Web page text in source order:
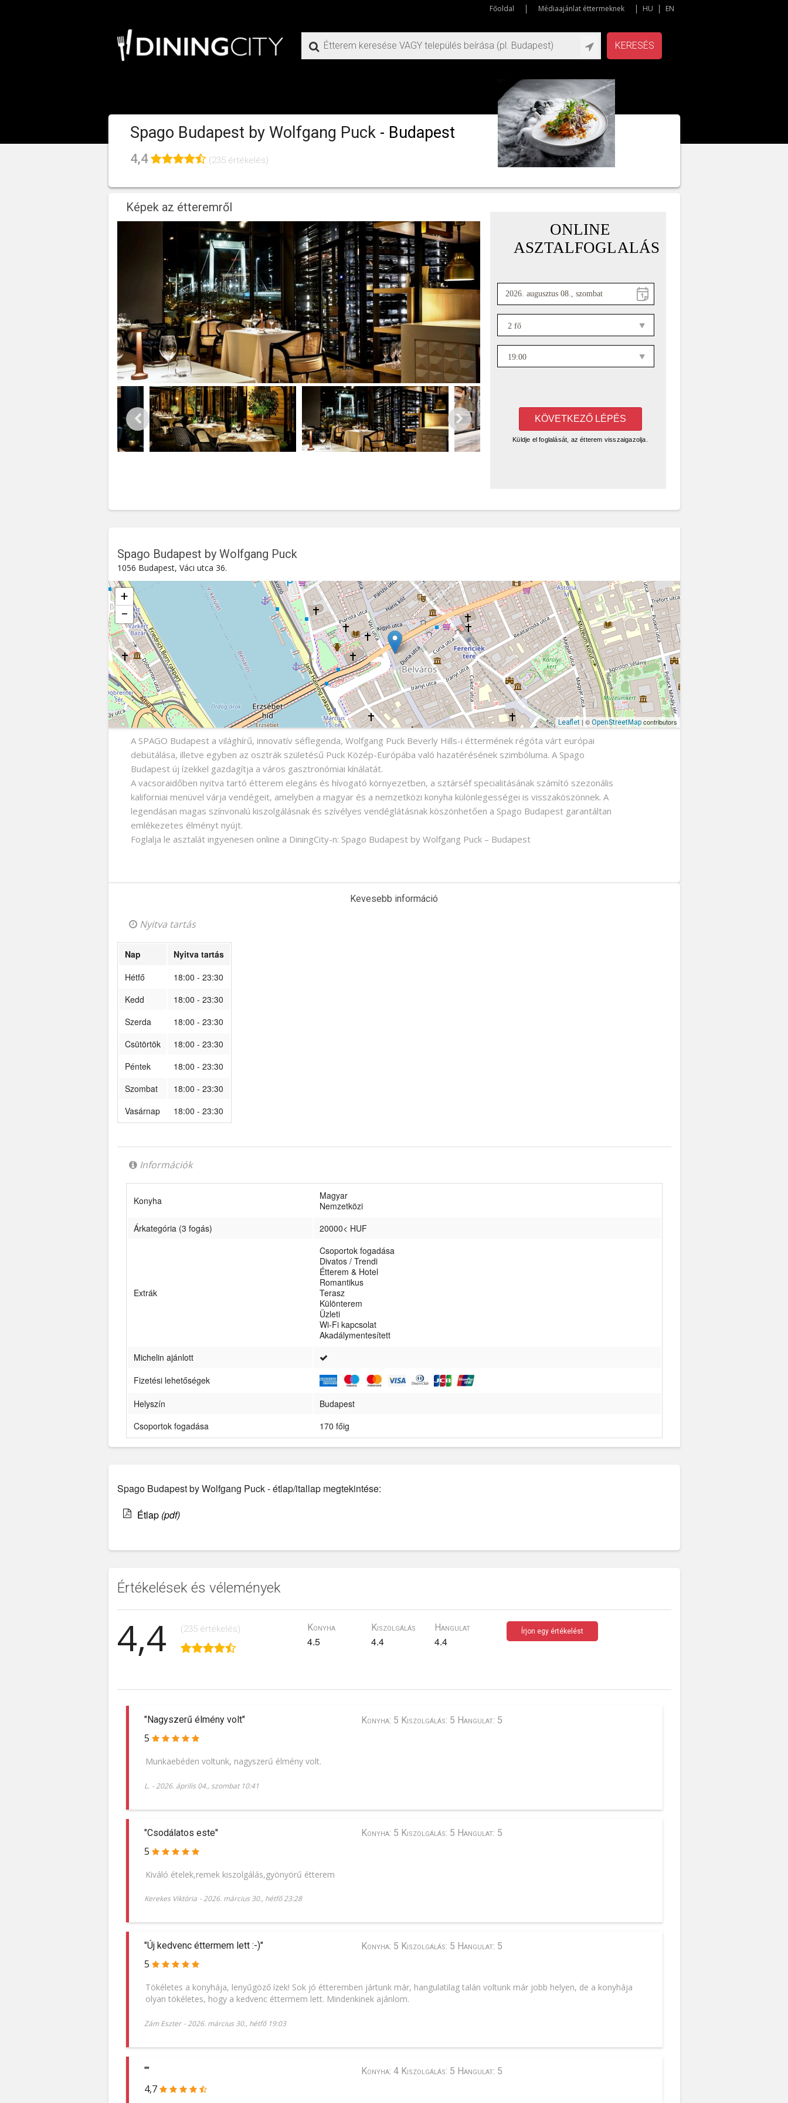
Főoldal Médiaajánlat éttermeknek HU EN
KERESÉS
Spago Budapest by Wolfgang Puck - Budapest
4,4 (235 értékelés)
Képek az étteremről
Spago Budapest by Wolfgang Puck
1056 Budapest, Váci utca 36.
+
−
Leaflet| © OpenStreetMapcontributors
Spago Budapest by Wolfgang Puck
Váci utca 36. , 1056
Budapest
A SPAGO Budapest a világhírű, innovatív séflegenda, Wolfgang Puck Beverly Hills-i éttermének régóta várt európai
debütálása, illetve egyben az osztrák születésű Puck Közép-Európába való hazatérésének szimbóluma. A Spago
Budapest új ízekkel gazdagítja a város gasztronómiai kínálatát.
A vacsoraidőben nyitva tartó étterem elegáns és hívogató környezetben, a sztárséf specialitásának számító szezonális
kaliforniai menüvel várja vendégeit, amelyben a magyar és a nemzetközi konyha különlegességei is visszaköszönnek. A
legendásan magas színvonalú kiszolgálásnak és szívélyes vendéglátásnak köszönhetően a Spago Budapest garantáltan
emlékezetes élményt nyújt.
Foglalja le asztalát ingyenesen online a DiningCity-n: Spago Budapest by Wolfgang Puck – Budapest
Kevesebb információ
Nyitva tartás
Nap
Nyitva tartás
Hétfő
18:00 - 23:30
Kedd
18:00 - 23:30
Szerda
18:00 - 23:30
Csütörtök
18:00 - 23:30
Péntek
18:00 - 23:30
Szombat
18:00 - 23:30
Vasárnap
18:00 - 23:30
Információk
Konyha
Magyar
Nemzetközi
Árkategória (3 fogás)
20000< HUF
Extrák
Csoportok fogadása
Divatos / Trendi
Étterem & Hotel
Romantikus
Terasz
Különterem
Üzleti
Wi-Fi kapcsolat
Akadálymentesített
Michelin ajánlott
Fizetési lehetőségek
Helyszín
Budapest
Csoportok fogadása
170 főig
Spago Budapest by Wolfgang Puck - étlap/itallap megtekintése:
Étlap (pdf)
Értékelések és vélemények
4,4 (235 értékelés) Konyha
4.5
Kiszolgálás
4.4
Hangulat
4.4
Írjon egy értékelést
"Nagyszerű élmény volt"
5
Konyha: 5 Kiszolgálás: 5 Hangulat: 5
Munkaebéden voltunk, nagyszerű élmény volt.
L. -2026. április 04., szombat 10:41
"Csodálatos este"
5
Konyha: 5 Kiszolgálás: 5 Hangulat: 5
Kiváló ételek,remek kiszolgálás,gyönyörű étterem
Kerekes Viktória -2026. március 30., hétfő 23:28
"Új kedvenc éttermem lett :-)"
5
Konyha: 5 Kiszolgálás: 5 Hangulat: 5
Tökéletes a konyhája, lenyűgöző ízek! Sok jó étteremben jártunk már, hangulatilag talán voltunk már jobb helyen, de a konyhája
olyan tökéletes, hogy a kedvenc éttermem lett. Mindenkinek ajánlom.
Zám Eszter -2026. március 30., hétfő 19:03
""
4,7
Konyha: 4 Kiszolgálás: 5 Hangulat: 5